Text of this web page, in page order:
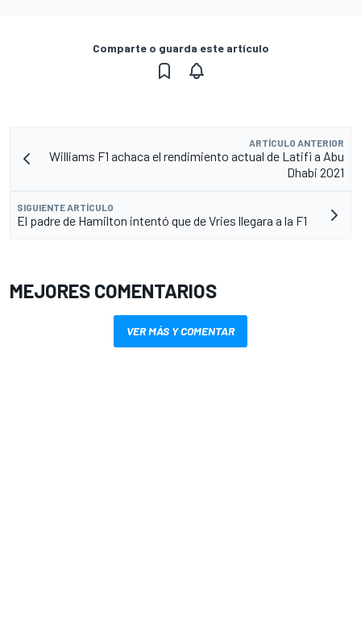
Comparte o guarda este artículo
ARTÍCULO ANTERIOR
Williams F1 achaca el rendimiento actual de Latifi a Abu
Dhabi 2021
SIGUIENTE ARTÍCULO
El padre de Hamilton intentó que de Vries llegara a la F1
MEJORES COMENTARIOS
VER MÁS Y COMENTAR